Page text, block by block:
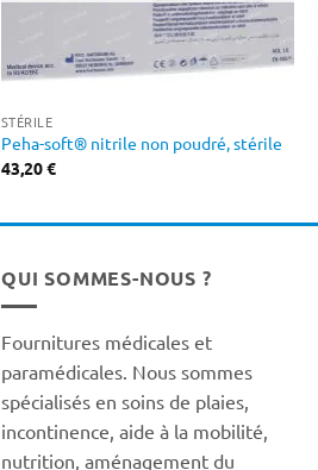
STÉRILE
Peha-soft® nitrile non poudré, stérile
43,20€
QUI SOMMES-NOUS ?
Fournitures médicales et
paramédicales. Nous sommes
spécialisés en soins de plaies,
incontinence, aide à la mobilité,
nutrition, aménagement du